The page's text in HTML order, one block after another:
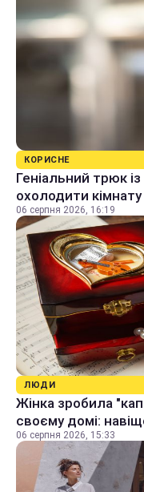
КОРИСНЕ
Геніальний трюк
охолодити
06 серпня 2026, 16:19
ЛЮДИ
Жінка зробила
своєму домі:
06 серпня 2026, 15:33